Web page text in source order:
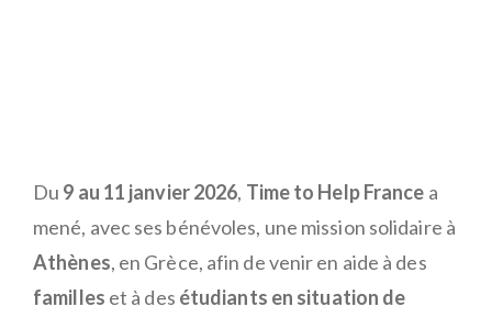
Du 9 au 11 janvier 2026, Time to Help France a
mené, avec ses bénévoles, une mission solidaire à
Athènes, en Grèce, afin de venir en aide à des
familles et à des étudiants en situation de